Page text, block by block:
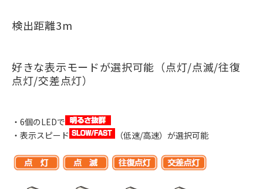
検出距離3m
好きな表示モードが選択可能（点灯/点滅/往復
点灯/交差点灯）
・6個のLEDで
・表示スピード
（低速/高速）が選択可能